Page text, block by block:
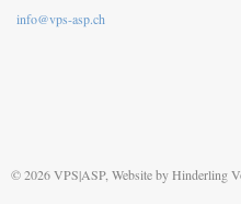
info@vps-asp.ch
© 2026 VPS|ASP, Website byHinderling